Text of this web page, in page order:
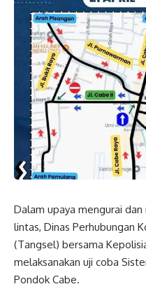
Dalam upaya mengurai
lintas, Dinas Perhubungan
(Tangsel) bersama
melaksanakan uji coba
Pondok Cabe.